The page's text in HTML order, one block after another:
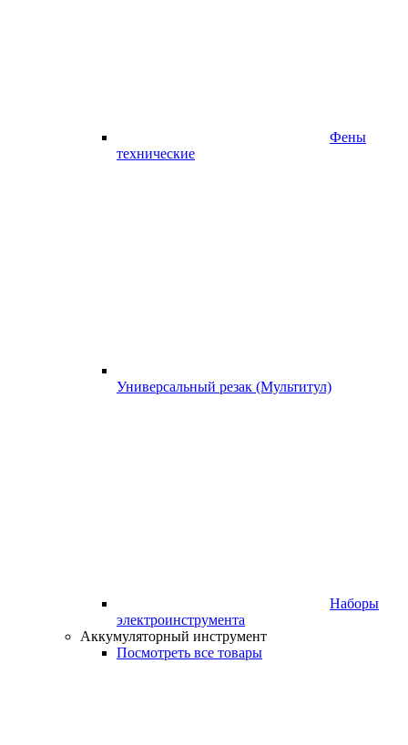
Фены
технические
Универсальный резак (Мультитул)
Наборы
электроинструмента
Аккумуляторный инструмент
Посмотреть все товары